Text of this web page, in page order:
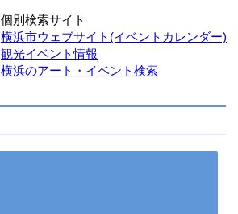
個別検索サイト
横浜市ウェブサイト(イベントカレンダー)
観光イベント情報
横浜のアート・イベント検索